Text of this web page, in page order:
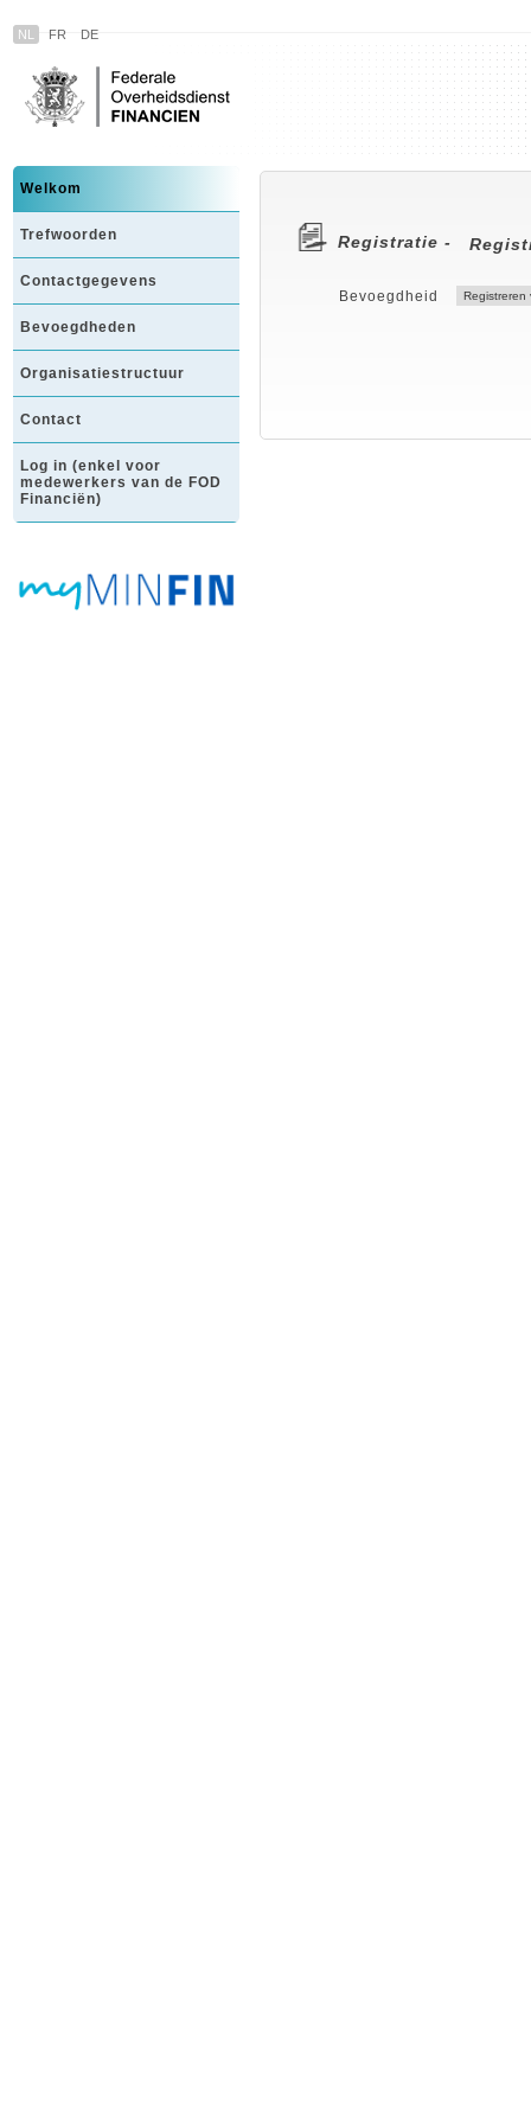
NL FR DE
Welkom
Trefwoorden
Contactgegevens
Bevoegdheden
Organisatiestructuur
Contact
Log in (enkel voor
medewerkers van de FOD
Financiën)
Registratie -
Bevoegdheid